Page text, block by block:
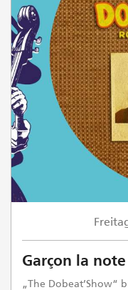
Garçon la
„The Dobeat’Show“